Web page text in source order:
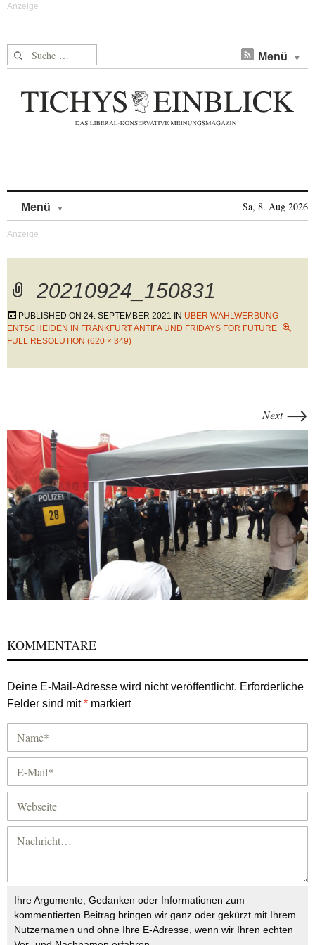
Suche nach: Menü
Menü Sa, 8. Aug 2026
20210924_150831
PUBLISHED ON 24. SEPTEMBER 2021 IN ÜBER WAHLWERBUNG
ENTSCHEIDEN IN FRANKFURT ANTIFA UND FRIDAYS FOR FUTURE
FULL RESOLUTION (620 × 349)
Next →
KOMMENTARE
Deine E-Mail-Adresse wird nicht veröffentlicht. Erforderliche
Felder sind mit* markiert
Ihre Argumente, Gedanken oder Informationen zum
kommentierten Beitrag bringen wir ganz oder gekürzt mit Ihrem
Nutzernamen und ohne Ihre E-Adresse, wenn wir Ihren echten